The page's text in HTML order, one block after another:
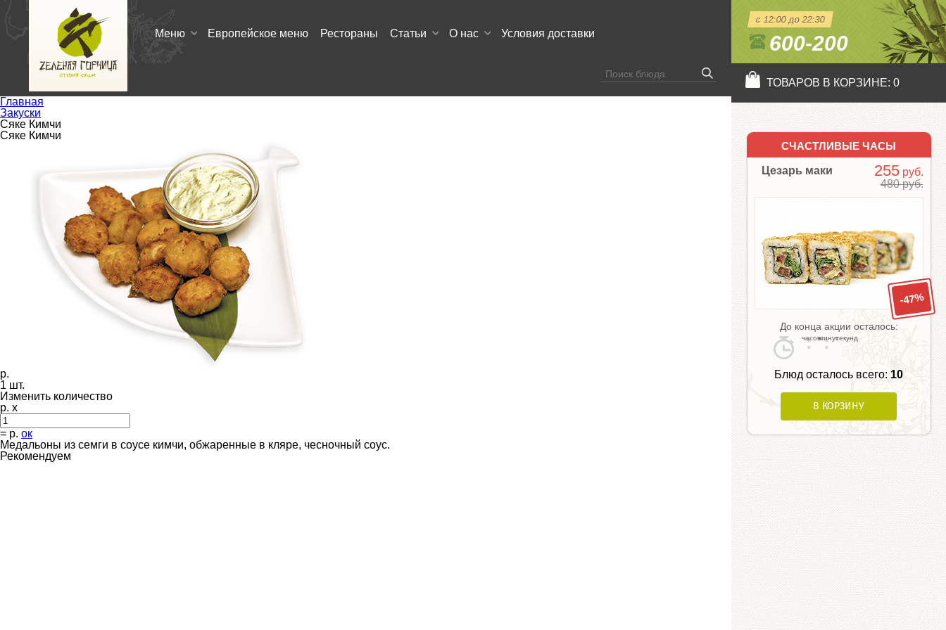
с 12:00 до 22:30
600-200
ТОВАРОВ В КОРЗИНЕ: 0
СЧАСТЛИВЫЕ ЧАСЫ
255руб.
480 руб.
Цезарь маки
-47%
До конца акции осталось:
: :
Блюд осталось всего: 10
В КОРЗИНУ
Меню Европейское меню Рестораны Статьи О нас Условия доставки
Главная
Закуски
Сяке Кимчи
Сяке Кимчи
р.
1 шт.
Изменить количество
р. x
= р. ок
Медальоны из семги в соусе кимчи, обжаренные в кляре, чесночный соус.
Рекомендуем